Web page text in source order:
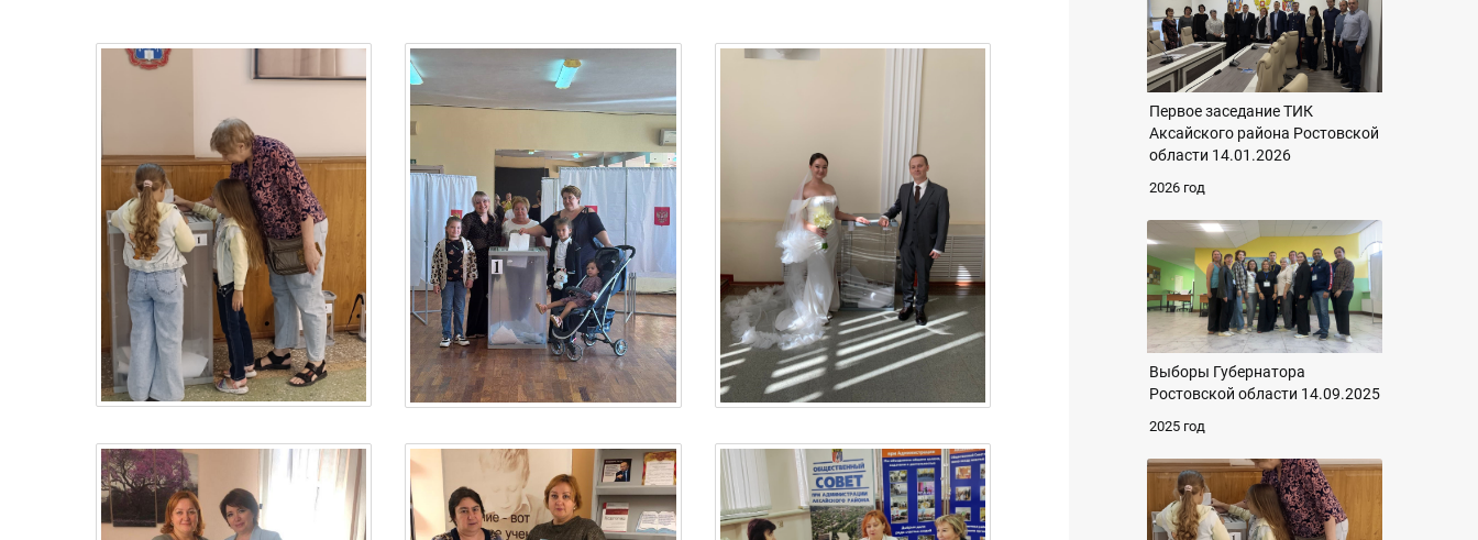
Первое заседание ТИК
Аксайского района Ростовской
области 14.01.2026
2026 год
Выборы Губернатора
Ростовской области 14.09.2025
2025 год